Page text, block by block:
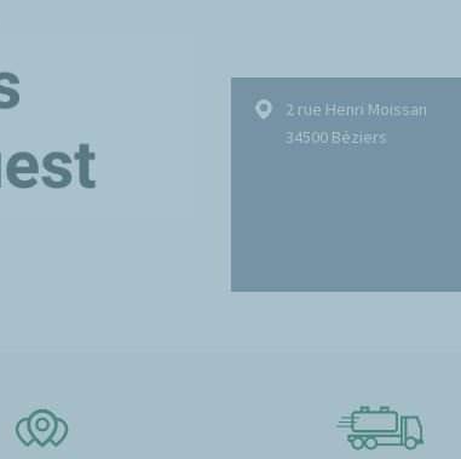
2 rue Henri Moissan
34500 Béziers